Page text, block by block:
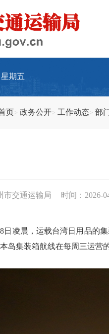
期五
页 政务公开 工作动态 部
市交通运输局 时间：2026-
凌晨，运载台湾日用品的集
岛集装箱航线在每周三运营